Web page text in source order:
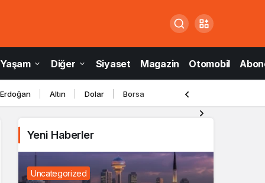
Yaşam Diğer Siyaset Magazin Otomobil
Altın Dolar Borsa
Yeni Haberler
Uncategorized